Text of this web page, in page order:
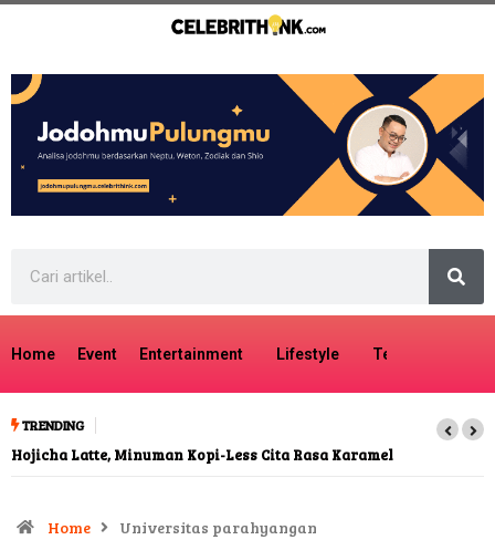
Home Event Entertainment Lifestyle Tech
TRENDING
Hojicha Latte, Minuman Kopi-Less Cita Rasa Karamel
Home Universitas parahyangan